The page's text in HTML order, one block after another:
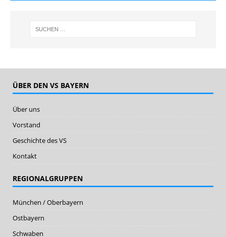
ÜBER DEN VS BAYERN
Über uns
Vorstand
Geschichte des VS
Kontakt
REGIONALGRUPPEN
München / Oberbayern
Ostbayern
Schwaben